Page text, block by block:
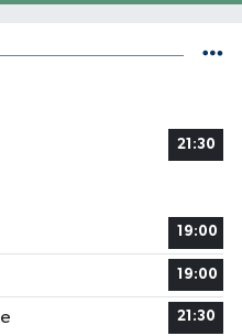
21:30
19:00
19:00
21:30